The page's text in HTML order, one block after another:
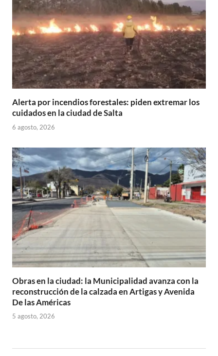
Alerta por incendios forestales: piden extremar los
cuidados en la ciudad de Salta
6 agosto, 2026
Obras en la ciudad: la Municipalidad avanza con la
reconstrucción de la calzada en Artigas y Avenida
De las Américas
5 agosto, 2026